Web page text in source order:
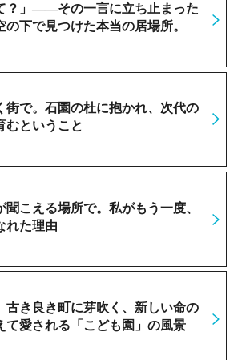
？」――その一言に立ち止まった
下で見つけた本当の居場所。
街で。石園の杜に抱かれ、次代の
むということ
聞こえる場所で。私がもう一度、
れた理由
古き良き町に芽吹く、新しい命の
て愛される「こども園」の風景